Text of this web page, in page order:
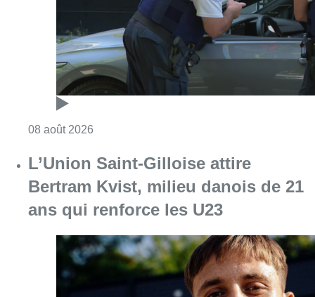
08 août 2026
L’Union Saint-Gilloise attire
Bertram Kvist, milieu danois de 21
ans qui renforce les U23